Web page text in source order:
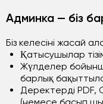
Админка — біз
Біз келесіні жасай
Қатысушылар
Жүлделер
барлық
Деректерді PDF,